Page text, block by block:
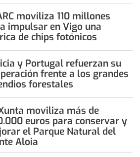
moviliza 110 millones
impulsar en Vigo una
de chips fotónicos
y Portugal refuerzan su
frente a los grandes
forestales
moviliza más de
euros para conservar y
el Parque Natural del
Aloia